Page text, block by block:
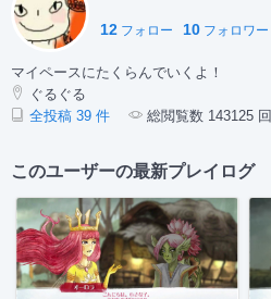
12 フォロー 10 フォロワー
マイペースにたくらんでいくよ！
ぐるぐる
全投稿 39 件
総閲覧数 143125 回
このユーザーの最新プレイログ